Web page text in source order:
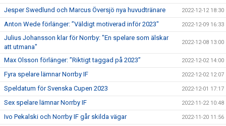
Jesper Swedlund och Marcus Översjö nya huvudtränare 2022-12-12 18:30
Anton Wede förlänger: ”Väldigt motiverad inför 2023" 2022-12-09 16:33
Julius Johansson klar för Norrby: "En spelare som älskar
att utmana"
2022-12-08 13:00
Max Olsson förlänger: ”Riktigt taggad på 2023” 2022-12-02 14:00
Fyra spelare lämnar Norrby IF 2022-12-02 12:07
Speldatum för Svenska Cupen 2023 2022-12-01 17:17
Sex spelare lämnar Norrby IF 2022-11-22 10:48
Ivo Pekalski och Norrby IF går skilda vägar 2022-11-20 11:56